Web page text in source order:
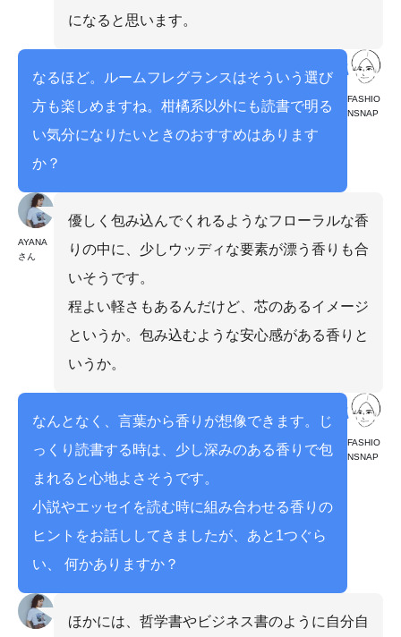
になると思います。
なるほど。ルームフレグランスはそういう選び
方も楽しめますね。柑橘系以外にも読書で明る
い気分になりたいときのおすすめはあります
か？
FASHIO
NSNAP
AYANA
さん
優しく包み込んでくれるようなフローラルな香
りの中に、少しウッディな要素が漂う香りも合
いそうです。
程よい軽さもあるんだけど、芯のあるイメージ
というか。包み込むような安心感がある香りと
いうか。
なんとなく、言葉から香りが想像できます。じ
っくり読書する時は、少し深みのある香りで包
まれると心地よさそうです。
小説やエッセイを読む時に組み合わせる香りの
ヒントをお話ししてきましたが、あと1つぐら
い、 何かありますか？
FASHIO
NSNAP
ほかには、哲学書やビジネス書のように自分自